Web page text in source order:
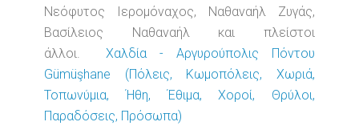
Νεόφυτος Ιερομόναχος, Ναθαναήλ Ζυγάς,
Βασίλειος Ναθαναήλ και πλείστοι
άλλοι. Χαλδία - Αργυρούπολις Πόντου
Gümüşhane (Πόλεις, Κωμοπόλεις, Χωριά,
Τοπωνύμια, Ήθη, Έθιμα, Χοροί, Θρύλοι,
Παραδόσεις, Πρόσωπα)